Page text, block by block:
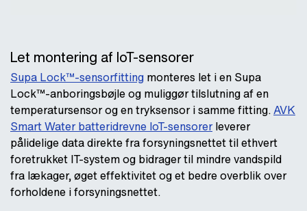
Let montering af IoT-sensorer
Supa Lock™-sensorfitting monteres let i en Supa
Lock™-anboringsbøjle og muliggør tilslutning af en
temperatursensor og en tryksensor i samme fitting.AVK
Smart Water batteridrevne IoT-sensorerleverer
pålidelige data direkte fra forsyningsnettet til ethvert
foretrukket IT-system og bidrager til mindre vandspild
fra lækager, øget effektivitet og et bedre overblik over
forholdene i forsyningsnettet.